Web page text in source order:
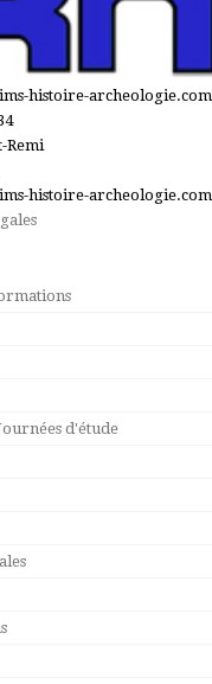
histoire-archeologie.com
Remi
histoire-archeologie.com
d'étude